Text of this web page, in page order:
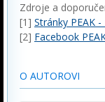
Zdroje a
[1] Stránky PEAK
[2] Facebook
O AUTOROVI